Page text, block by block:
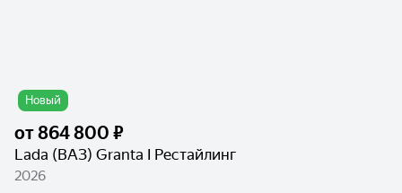
Новый
от864 800 ₽
Lada (ВАЗ) Granta I Рестайлинг
2026